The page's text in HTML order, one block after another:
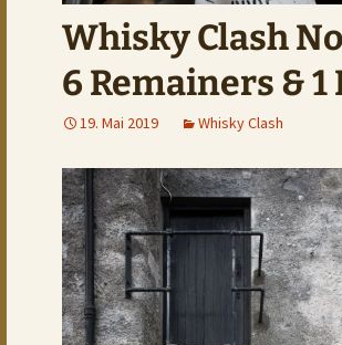
Whisky Clash
6 Remainers &
19. Mai 2019 Whisky Clash